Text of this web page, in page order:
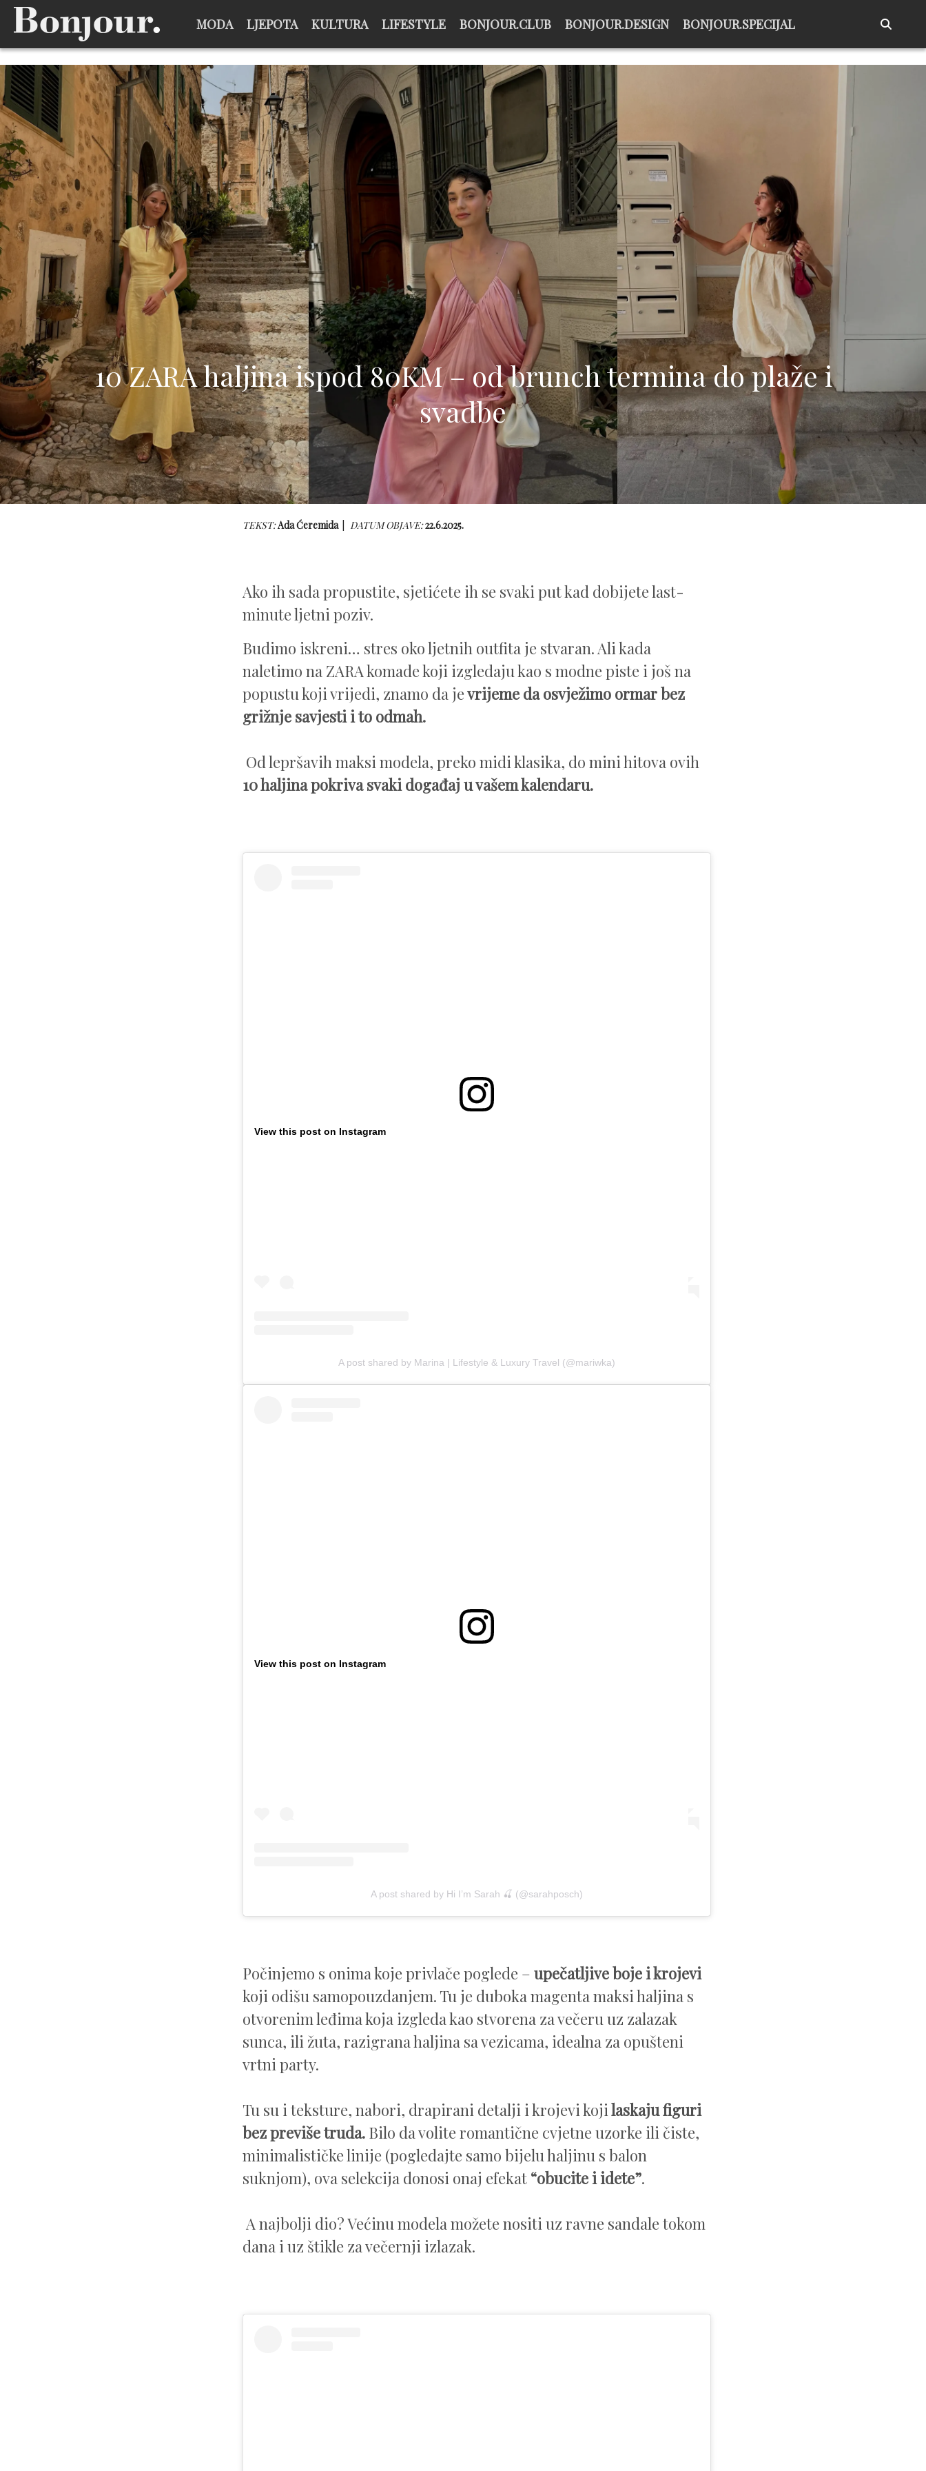
MODA LJEPOTA KULTURA LIFESTYLE BONJOUR.CLUB BONJOUR.DESIGN BONJOUR.SPECIJAL
10 ZARA haljina ispod 80KM – od brunch termina do plaže i
svadbe
TEKST:Ada Ćeremida DATUM OBJAVE:22.6.2025.
Ako ih sada propustite, sjetićete ih se svaki put kad dobijete last-
minute ljetni poziv.
Budimo iskreni… stres oko ljetnih outfita je stvaran. Ali kada
naletimo na ZARA komade koji izgledaju kao s modne piste i još na
popustu koji vrijedi, znamo da jevrijeme da osvježimo ormar bez
grižnje savjesti i to odmah.
Od lepršavih maksi modela, preko midi klasika, do mini hitova ovih
10 haljina pokriva svaki događaj u vašem kalendaru.
View this post on Instagram
A post shared by Marina | Lifestyle & Luxury Travel (@mariwka)
View this post on Instagram
A post shared by Hi I’m Sarah 🍒 (@sarahposch)
Počinjemo s onima koje privlače poglede – upečatljive boje i krojevi
koji odišu samopouzdanjem. Tu je duboka magenta maksi haljina s
otvorenim leđima koja izgleda kao stvorena za večeru uz zalazak
sunca, ili žuta, razigrana haljina sa vezicama, idealna za opušteni
vrtni party.
Tu su i teksture, nabori, drapirani detalji i krojevi kojilaskaju figuri
bez previše truda. Bilo da volite romantične cvjetne uzorke ili čiste,
minimalističke linije (pogledajte samo bijelu haljinu s balon
suknjom), ova selekcija donosi onaj efekat “obucite i idete”.
A najbolji dio? Većinu modela možete nositi uz ravne sandale tokom
dana i uz štikle za večernji izlazak.